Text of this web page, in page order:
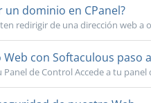
dominio en CPanel?
redirigir de una dirección web a
con Softaculous paso
Panel de Control Accede a tu